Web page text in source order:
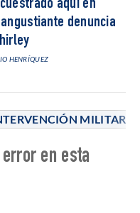
MILITAR
aquí en
denuncia
HENRÍQUEZ
en esta